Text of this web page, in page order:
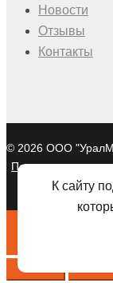
Новости
Отзывы
Контакты
© 2026 ООО
Политика в
К сайту